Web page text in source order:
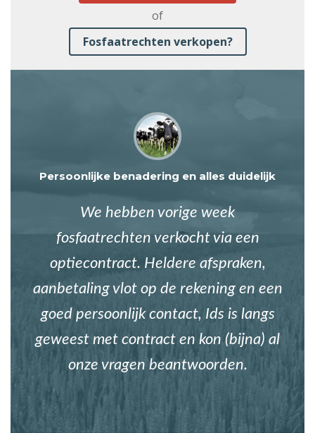
of
Fosfaatrechten verkopen?
Persoonlijke benadering en alles duidelijk
We hebben vorige week
fosfaatrechten verkocht via een
optiecontract. Heldere afspraken,
aanbetaling vlot op de rekening en een
goed persoonlijk contact, Ids is langs
geweest met contract en kon (bijna) al
onze vragen beantwoorden.